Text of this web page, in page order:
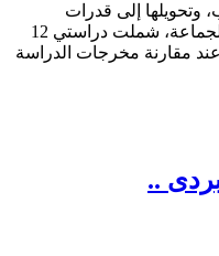
وتحويلها إلى قدرات
وجَدارات راسخة في شخصية الفرد والجماعة، شملت دراستي 12
مقارنة مخرجات الدراسة
بردى ..